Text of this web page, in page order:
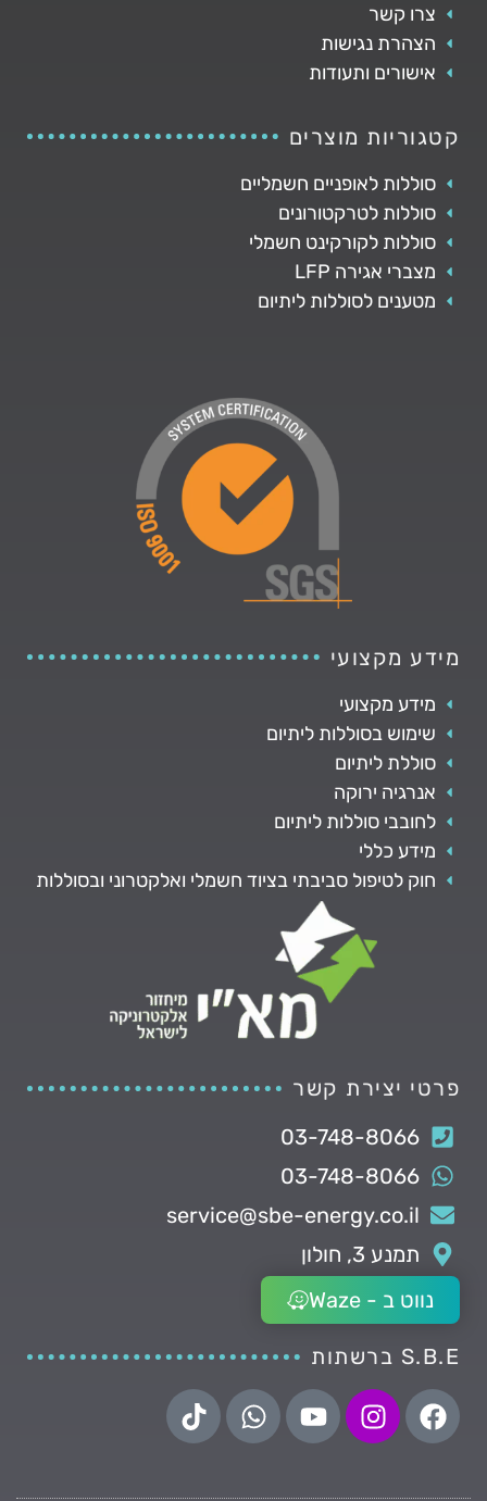
צרו קשר
הצהרת נגישות
אישורים ותעודות
קטגוריות מוצרים
סוללות לאופניים חשמליים
סוללות לטרקטורונים
סוללות לקורקינט חשמלי
מצברי אגירה LFP
מטענים לסוללות ליתיום
מידע מקצועי
מידע מקצועי
שימוש בסוללות ליתיום
סוללת ליתיום
אנרגיה ירוקה
לחובבי סוללות ליתיום
מידע כללי
חוק לטיפול סביבתי בציוד חשמלי ואלקטרוני ובסוללות
פרטי יצירת קשר
03-748-8066
03-748-8066
service@sbe-energy.co.il
תמנע 3, חולון
נווט ב - Waze
S.B.E ברשתות